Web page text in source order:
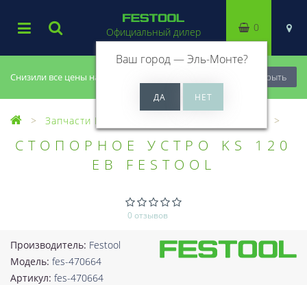
Снизили все цены на 20%, успей купить! Закрыть
Официальный дилер
Ваш город —Эль-Монте?
0
Запчасти Festool
СТОПОРНОЕ УСТРО KS 120
EB FESTOOL
0 отзывов
Производитель: Festool
Модель: fes-470664
Артикул: fes-470664